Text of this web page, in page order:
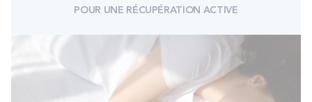
POUR UNE RÉCUPÉRATION ACTIVE